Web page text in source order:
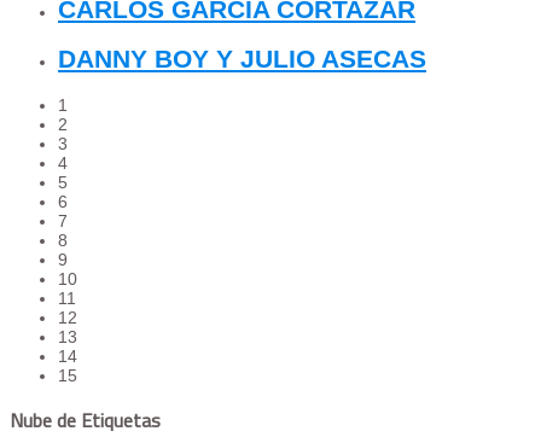
CARLOS GARCIA CORTAZAR
DANNY BOY Y JULIO ASECAS
1
2
3
4
5
6
7
8
9
10
11
12
13
14
15
Nube de Etiquetas